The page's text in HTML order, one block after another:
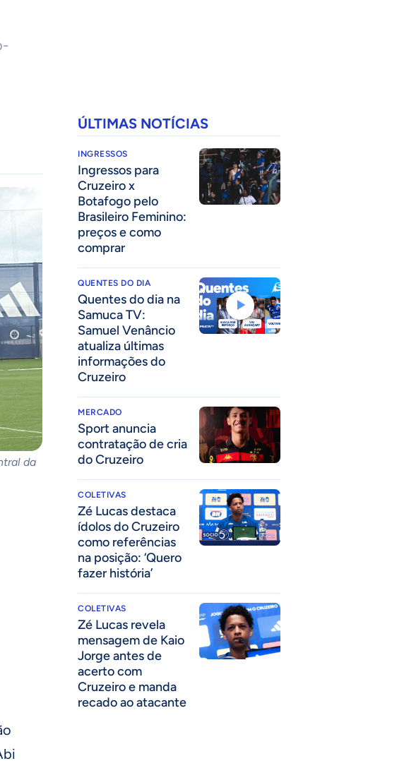
da
ÚLTIMAS NOTÍCIAS
INGRESSOS
Ingressos para
Cruzeiro x
Botafogo pelo
Brasileiro Feminino:
preços e como
comprar
QUENTES DO DIA
Quentes do dia na
Samuca TV:
Samuel Venâncio
atualiza últimas
informações do
Cruzeiro
MERCADO
Sport anuncia
contratação de cria
do Cruzeiro
COLETIVAS
Zé Lucas destaca
ídolos do Cruzeiro
como referências
na posição: ‘Quero
fazer história’
COLETIVAS
Zé Lucas revela
mensagem de Kaio
Jorge antes de
acerto com
Cruzeiro e manda
recado ao atacante